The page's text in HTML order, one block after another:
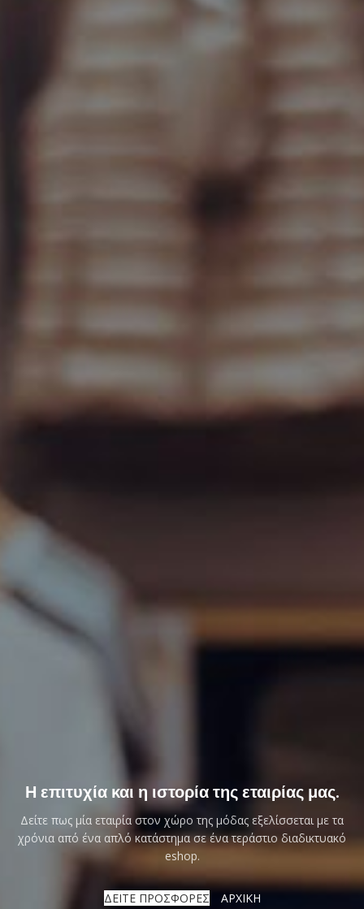
Η επιτυχία και η ιστορία της εταιρίας μας.
Δείτε πως μία εταιρία στον χώρο της μόδας εξελίσσεται με τα
χρόνια από ένα απλό κατάστημα σε ένα τεράστιο διαδικτυακό
eshop.
ΔΕΙΤΕ ΠΡΟΣΦΟΡΕΣ ΑΡΧΙΚΗ